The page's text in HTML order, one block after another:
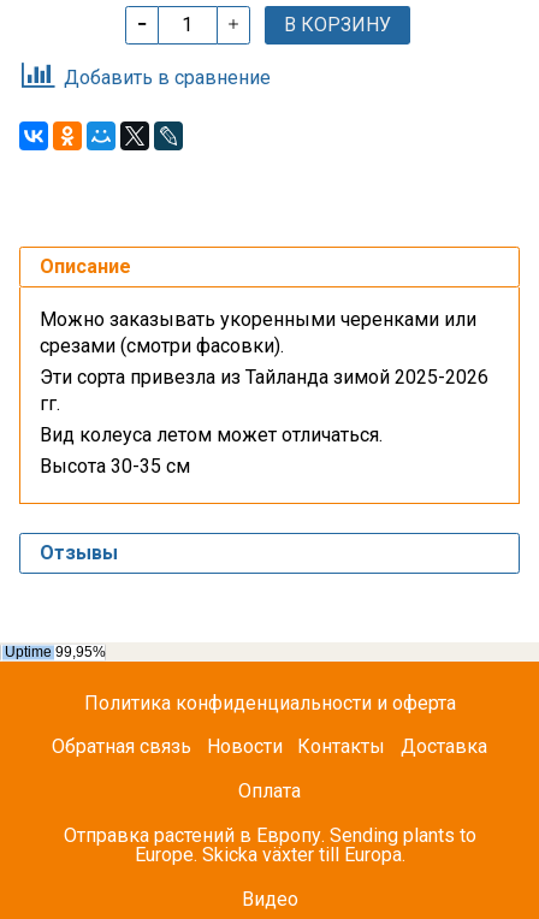
В КОРЗИНУ
Добавить в сравнение
Описание
Можно заказывать укоренными черенками или
срезами (смотри фасовки).
Эти сорта привезла из Тайланда зимой 2025-2026
гг.
Вид колеуса летом может отличаться.
Высота 30-35 см
Отзывы
Политика конфиденциальности и оферта
Обратная связь
Новости Контакты
Доставка
Оплата
Отправка растений в Европу. Sending plants to
Europe. Skicka växter till Europa.
Видео